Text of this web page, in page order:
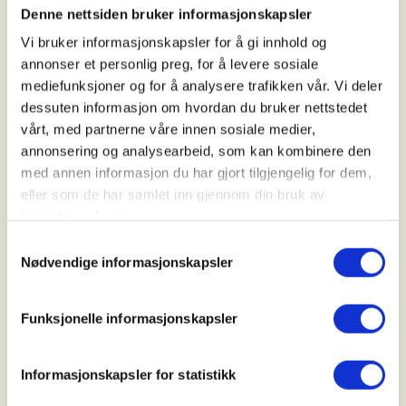
Denne nettsiden bruker informasjonskapsler
Vi bruker informasjonskapsler for å gi innhold og
annonser et personlig preg, for å levere sosiale
mediefunksjoner og for å analysere trafikken vår. Vi deler
dessuten informasjon om hvordan du bruker nettstedet
vårt, med partnerne våre innen sosiale medier,
annonsering og analysearbeid, som kan kombinere den
med annen informasjon du har gjort tilgjengelig for dem,
eller som de har samlet inn gjennom din bruk av
Nødvendige informasjonskapsler
Funksjonelle informasjonskapsler
Informasjonskapsler for statistikk
mer kunnskap om hvilke rettigheter og plikter folk
har i naturen.
🌲Norsk Friluftslivs korte
guide om allemannsretten:
gårdsplasser, dyrket mark, industriareal
og liknende områder der turgåere vil
det meste av naturen, som skog, fjell, sjø
og myrområder.
Husk at allemannsretten kun gjelder i
på veier og stier, så lenge du holder god
avstand til hus, hytter, hager og